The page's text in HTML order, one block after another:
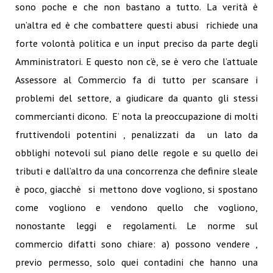
sono poche e che non bastano a tutto. La verità è
un’altra ed è che combattere questi abusi richiede una
forte volontà politica e un input preciso da parte degli
Amministratori. E questo non c’è, se è vero che l’attuale
Assessore al Commercio fa di tutto per scansare i
problemi del settore, a giudicare da quanto gli stessi
commercianti dicono. E’ nota la preoccupazione di molti
fruttivendoli potentini , penalizzati da un lato da
obblighi notevoli sul piano delle regole e su quello dei
tributi e dall’altro da una concorrenza che definire sleale
è poco, giacchè si mettono dove vogliono, si spostano
come vogliono e vendono quello che vogliono,
nonostante leggi e regolamenti. Le norme sul
commercio difatti sono chiare: a) possono vendere ,
previo permesso, solo quei contadini che hanno una